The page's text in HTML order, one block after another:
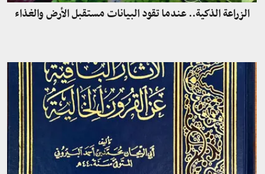
الزراعة الذكية.. عندما تقود البيانات مستقبل الأرض والغذاء